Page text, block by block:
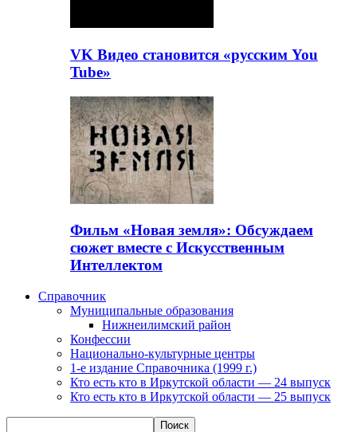
VK Видео становится «русским You
Tube»
Фильм «Новая земля»: Обсуждаем
сюжет вместе с Искусственным
Интеллектом
Справочник
Муниципальные образования
Нижнеилимский район
Конфессии
Национально-культурные центры
1-е издание Справочника (1999 г.)
Кто есть кто в Иркутской области — 24 выпуск
Кто есть кто в Иркутской области — 25 выпуск